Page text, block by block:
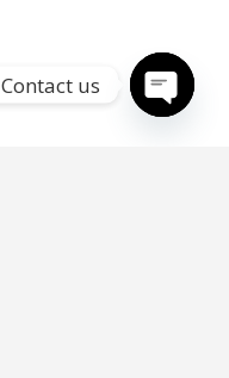
Contact us